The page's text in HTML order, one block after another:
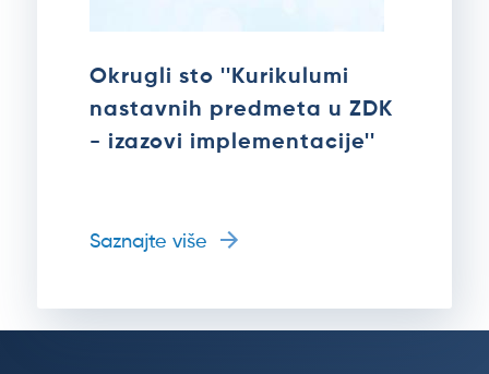
Okrugli sto ''Kurikulumi
nastavnih predmeta u ZDK
- izazovi implementacije''
Saznajte više